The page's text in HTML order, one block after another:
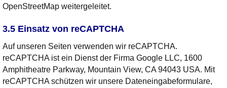
OpenStreetMap weitergeleitet.
3.5 Einsatz von reCAPTCHA
Auf unseren Seiten verwenden wir reCAPTCHA.
reCAPTCHA ist ein Dienst der Firma Google LLC, 1600
Amphitheatre Parkway, Mountain View, CA 94043 USA. Mit
reCAPTCHA schützen wir unsere Dateneingabeformulare,